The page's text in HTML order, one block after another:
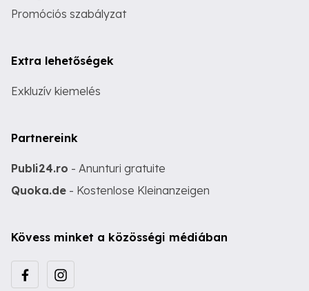
Promóciós szabályzat
Extra lehetőségek
Exkluzív kiemelés
Partnereink
Publi24.ro - Anunturi gratuite
Quoka.de - Kostenlose Kleinanzeigen
Kövess minket a közösségi médiában